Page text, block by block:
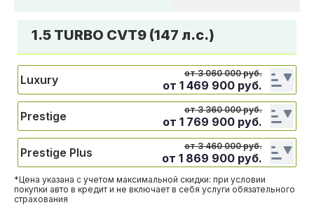
1.5 TURBO CVT9 (147 л.с.)
Luxury от 3 060 000 руб.
от 1 469 900 руб.
Prestige от 3 360 000 руб.
от 1 769 900 руб.
Prestige Plus от 3 460 000 руб.
от 1 869 900 руб.
*Цена указана с учетом максимальной скидки: при условии
покупки авто в кредит и не включает в себя услуги обязательного
страхования